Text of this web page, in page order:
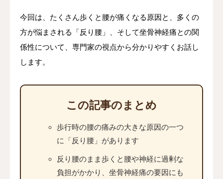
今回は、たくさん歩くと腰が痛くなる原因と、多くの
方が悩まされる「反り腰」、そして坐骨神経痛との関
係性について、専門家の視点から分かりやすくお話し
します。
この記事のまとめ
歩行時の腰の痛みの大きな原因の一つ
に「反り腰」があります
反り腰のまま歩くと腰や神経に過剰な
負担がかかり、坐骨神経痛の要因にも